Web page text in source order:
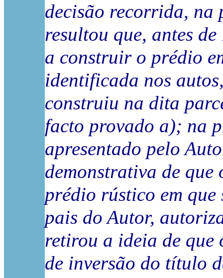
decisão recorrida, na
resultou que, antes
a construir o prédio
identificada nos
construiu na dita
facto provado a); na
apresentado pelo
demonstrativa de
prédio rústico em
pais do Autor,
retirou a ideia de
de inversão do título